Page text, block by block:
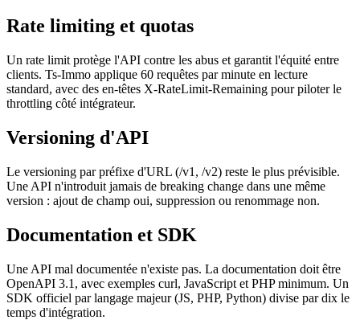
Rate limiting et quotas
Un rate limit protège l'API contre les abus et garantit l'équité entre
clients. Ts-Immo applique 60 requêtes par minute en lecture
standard, avec des en-têtes X-RateLimit-Remaining pour piloter le
throttling côté intégrateur.
Versioning d'API
Le versioning par préfixe d'URL (/v1, /v2) reste le plus prévisible.
Une API n'introduit jamais de breaking change dans une même
version : ajout de champ oui, suppression ou renommage non.
Documentation et SDK
Une API mal documentée n'existe pas. La documentation doit être
OpenAPI 3.1, avec exemples curl, JavaScript et PHP minimum. Un
SDK officiel par langage majeur (JS, PHP, Python) divise par dix le
temps d'intégration.